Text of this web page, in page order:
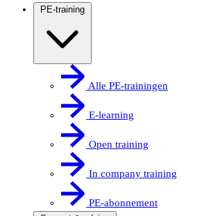
PE-training
Alle PE-trainingen
E-learning
Open training
In company training
PE-abonnement